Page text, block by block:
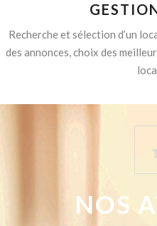
Recherche et sélection d’un
des annonces, choix des
NOS